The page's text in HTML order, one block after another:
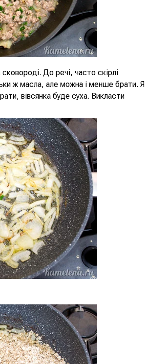
До речі, часто скірлі
ж масла, але можна і менше брати. Я
вівсянка буде суха. Викласти